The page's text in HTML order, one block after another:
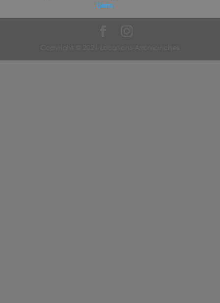
Liens